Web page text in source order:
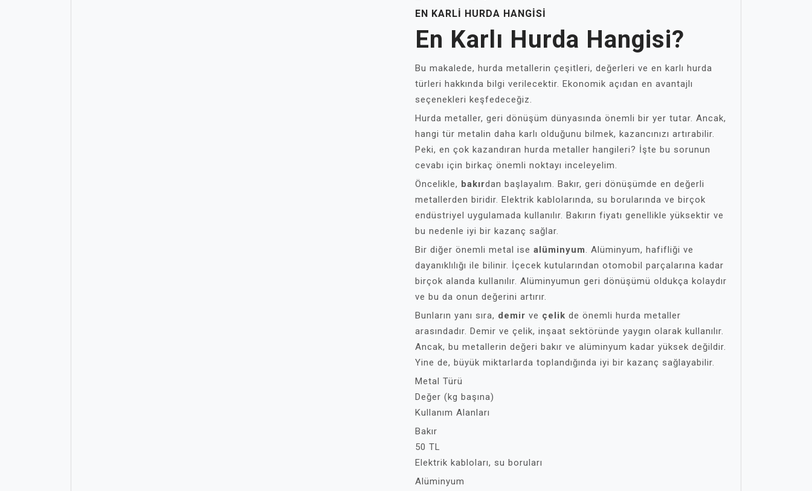
EN KARLI HURDA HANGISI
En Karlı Hurda Hangisi?
Bu makalede, hurda metallerin çeşitleri, değerleri ve en karlı hurda
türleri hakkında bilgi verilecektir. Ekonomik açıdan en avantajlı
seçenekleri keşfedeceğiz.
Hurda metaller, geri dönüşüm dünyasında önemli bir yer tutar. Ancak,
hangi tür metalin daha karlı olduğunu bilmek, kazancınızı artırabilir.
Peki, en çok kazandıran hurda metaller hangileri? İşte bu sorunun
cevabı için birkaç önemli noktayı inceleyelim.
Öncelikle, bakırdan başlayalım. Bakır, geri dönüşümde en değerli
metallerden biridir. Elektrik kablolarında, su borularında ve birçok
endüstriyel uygulamada kullanılır. Bakırın fiyatı genellikle yüksektir ve
bu nedenle iyi bir kazanç sağlar.
Bir diğer önemli metal ise alüminyum. Alüminyum, hafifliği ve
dayanıklılığı ile bilinir. İçecek kutularından otomobil parçalarına kadar
birçok alanda kullanılır. Alüminyumun geri dönüşümü oldukça kolaydır
ve bu da onun değerini artırır.
Bunların yanı sıra, demir ve çelik de önemli hurda metaller
arasındadır. Demir ve çelik, inşaat sektöründe yaygın olarak kullanılır.
Ancak, bu metallerin değeri bakır ve alüminyum kadar yüksek değildir.
Yine de, büyük miktarlarda toplandığında iyi bir kazanç sağlayabilir.
Metal Türü
Değer (kg başına)
Kullanım Alanları
Bakır
50 TL
Elektrik kabloları, su boruları
Alüminyum